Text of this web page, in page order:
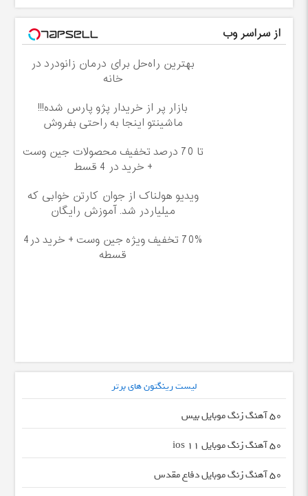
از سراسر وب
بهترین راه‌حل برای درمان زانودرد در
خانه
بازار پر از خریدار پژو پارس شده!!!
ماشینتو اینجا به راحتی بفروش
تا 70 درصد تخفیف محصولات جین وست
+ خرید در 4 قسط
ویدیو هولناک از جوان کارتن خوابی که
میلیاردر شد. آموزش رایگان
70% تخفیف ویژه جین وست + خرید در4
قسطه
لیست رینگتون های برتر
50 آهنگ زنگ موبایل بیس
50 آهنگ زنگ موبایل ios 11
50 آهنگ زنگ موبایل دفاع مقدس